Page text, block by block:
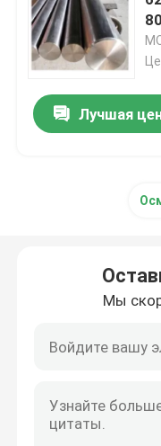
Инколой 800 H
Incoloy 800HT
Hastelloy b
Лучшая
Мы